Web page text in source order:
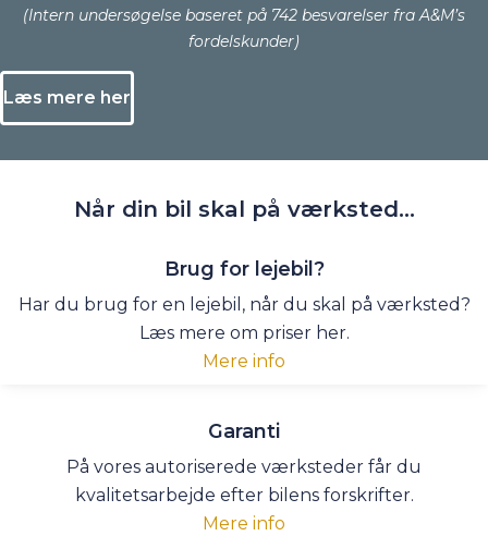
(Intern undersøgelse baseret på 742 besvarelser fra A&M’s
fordelskunder)
Læs mere her
Når din bil skal på værksted...
Brug for lejebil?
Har du brug for en lejebil, når du skal på værksted?
Læs mere om priser her.
Mere info
Garanti
På vores autoriserede værksteder får du
kvalitetsarbejde efter bilens forskrifter.
Mere info